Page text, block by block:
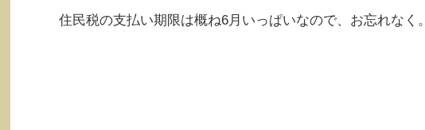
住民税の支払い期限は概ね6月いっぱいなので、お忘れなく。